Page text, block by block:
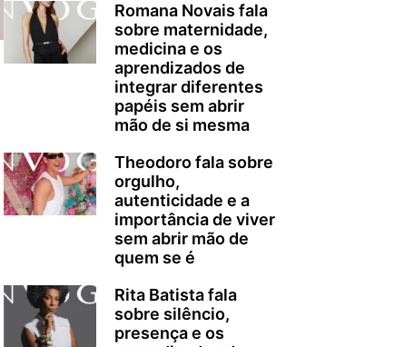
Romana Novais fala
sobre maternidade,
medicina e os
aprendizados de
integrar diferentes
papéis sem abrir
mão de si mesma
Theodoro fala sobre
orgulho,
autenticidade e a
importância de viver
sem abrir mão de
quem se é
Rita Batista fala
sobre silêncio,
presença e os